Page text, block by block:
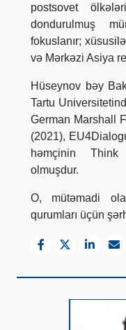
postsovet
dondurulmuş
fokuslanır;
və Mərkəzi Asiya
Hüseynov bəy
Tartu
German Marshall
(2021),
həmçinin
olmuşdur.
O, mütəmadi
qurumları üçün